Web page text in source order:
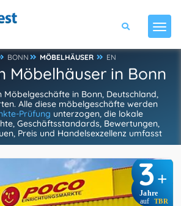
BONN MÖBELHÄUSER EN
Möbelhäuser in Bonn
Möbelgeschäfte in Bonn, Deutschland,
Alle diese möbelgeschäfte werden
Prüfung unterzogen, die lokale
Geschäftsstandards, Bewertungen,
Preis und Handelsexzellenz umfasst
3+
Jahre
auf TBR